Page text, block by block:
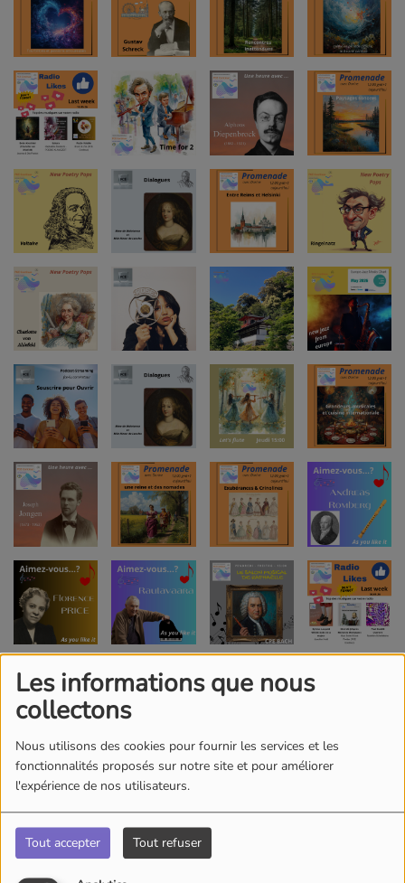
Les informations que nous
collectons
Nous utilisons des cookies pour fournir les services et les
fonctionnalités proposés sur notre site et pour améliorer
l'expérience de nos utilisateurs.
Tout accepter Tout refuser